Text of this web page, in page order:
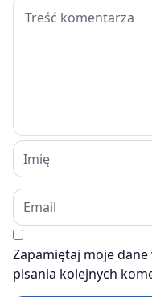
Zapamiętaj moje
pisania kolejnych